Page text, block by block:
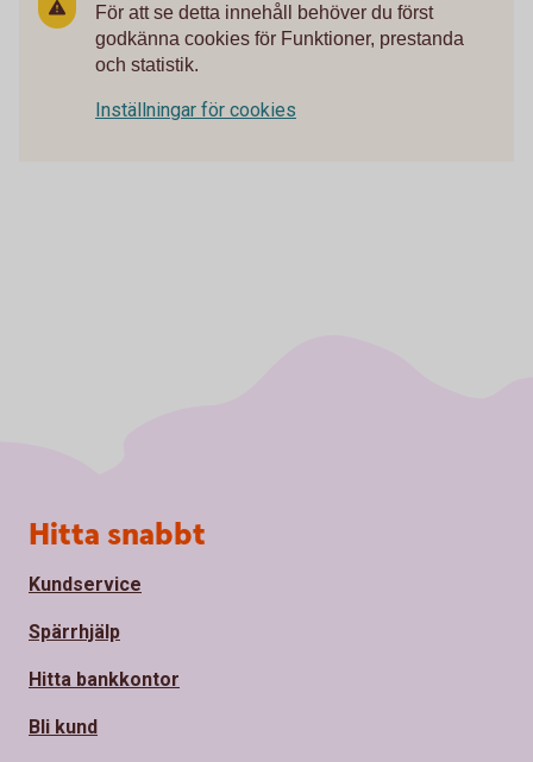
För att se detta innehåll behöver du först
godkänna cookies för Funktioner, prestanda
och statistik.
Inställningar för cookies
Sidfot
Hitta snabbt
Kundservice
Spärrhjälp
Hitta bankkontor
Bli kund